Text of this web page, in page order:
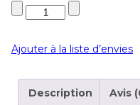
Ajouter à la liste d’envies
Description Avis